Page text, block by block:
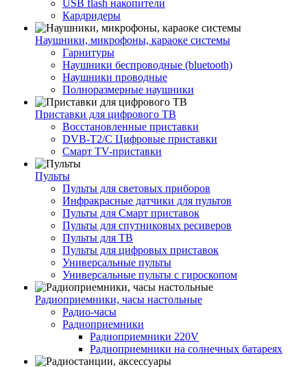
USB flash накопители
Кардридеры
Наушники, микрофоны, караоке системы
Гарнитуры
Наушники беспроводные (bluetooth)
Наушники проводные
Полноразмерные наушники
Приставки для цифрового ТВ
Восстановленные приставки
DVB-T2/C Цифровые приставки
Смарт ТV-приставки
Пульты
Пульты для световых приборов
Инфракрасные датчики для пультов
Пульты для Смарт приставок
Пульты для спутниковых ресиверов
Пульты для ТВ
Пульты для цифровых приставок
Универсальные пульты
Универсальные пульты с гироскопом
Радиоприемники, часы настольные
Радио-часы
Радиоприемники
Радиоприемники 220V
Радиоприемники на солнечных батареях